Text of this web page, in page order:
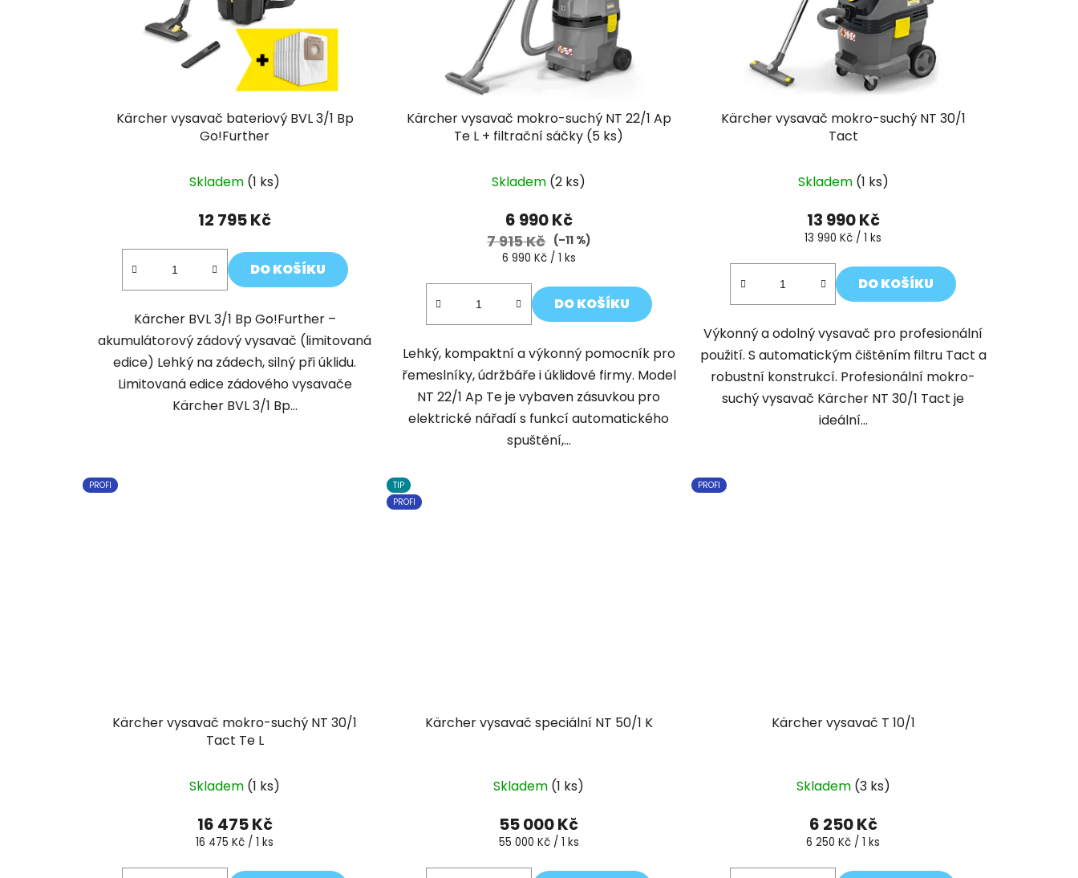
k
t
ů
Kärcher vysavač bateriový BVL 3/1 Bp
Go!Further
Skladem (1 ks)
12 795 Kč
DO KOŠÍKU
Kärcher BVL 3/1 Bp Go!Further –
akumulátorový zádový vysavač (limitovaná
edice) Lehký na zádech, silný při úklidu.
Limitovaná edice zádového vysavače
Kärcher BVL 3/1 Bp...
Kärcher vysavač mokro-suchý NT 22/1 Ap
Te L + filtrační sáčky (5 ks)
Skladem (2 ks)
6 990 Kč
7 915 Kč (–11 %)
Měrná
6 990 Kč / 1 ks
DO KOŠÍKU
Lehký, kompaktní a výkonný pomocník pro
řemeslníky, údržbáře i úklidové firmy. Model
NT 22/1 Ap Te je vybaven zásuvkou pro
elektrické nářadí s funkcí automatického
spuštění,...
Kärcher vysavač mokro-suchý NT 30/1
Tact
Skladem (1 ks)
13 990 Kč
Měrná
13 990 Kč / 1 ks
DO KOŠÍKU
Výkonný a odolný vysavač pro profesionální
použití. S automatickým čištěním filtru Tact a
robustní konstrukcí. Profesionální mokro-
suchý vysavač Kärcher NT 30/1 Tact je
ideální...
PROFI
Kärcher vysavač mokro-suchý NT 30/1
Tact Te L
Skladem (1 ks)
16 475 Kč
Měrná
16 475 Kč / 1 ks
TIP
PROFI
Kärcher vysavač speciální NT 50/1 K
Skladem (1 ks)
55 000 Kč
Měrná
55 000 Kč / 1 ks
PROFI
Kärcher vysavač T 10/1
Skladem (3 ks)
6 250 Kč
Měrná
6 250 Kč / 1 ks